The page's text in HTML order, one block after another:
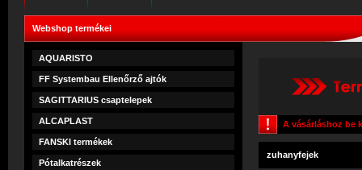
Webshop termékei
AQUARISTO
FF Systembau Ellenőrző ajtók
SAGITTARIUS csaptelepek
ALCAPLAST
FANSKI termékek
Pótalkatrészek
A vásárláshoz be
zuhanyfejek